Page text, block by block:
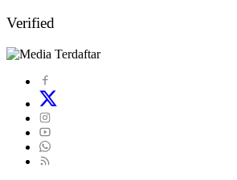
Verified